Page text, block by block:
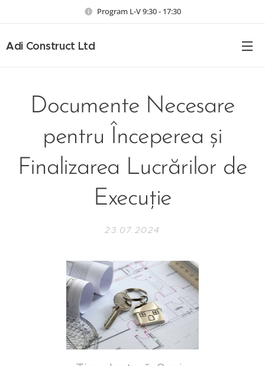
Program L-V 9:30 - 17:30
Adi Construct Ltd
Documente Necesare
pentru Începerea și
Finalizarea Lucrărilor de
Execuție
23.07.2024